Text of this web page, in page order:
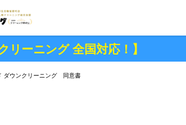
リーニング 全国対応！】
ダウンクリーニング 同意書